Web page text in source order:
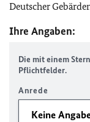
Deutscher
Ihre Angaben:
Die mit einem
Pflichtfelder.
Anrede